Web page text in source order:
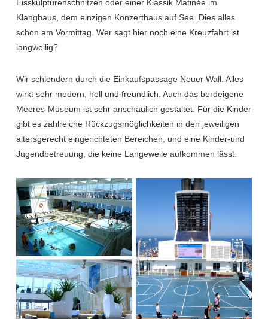
Eisskulpturenschnitzen oder einer Klassik Matinée im
Klanghaus, dem einzigen Konzerthaus auf See. Dies alles
schon am Vormittag. Wer sagt hier noch eine Kreuzfahrt ist
langweilig?
Wir schlendern durch die Einkaufspassage Neuer Wall. Alles
wirkt sehr modern, hell und freundlich. Auch das bordeigene
Meeres-Museum ist sehr anschaulich gestaltet. Für die Kinder
gibt es zahlreiche Rückzugsmöglichkeiten in den jeweiligen
altersgerecht eingerichteten Bereichen, und eine Kinder-und
Jugendbetreuung, die keine Langeweile aufkommen lässt.